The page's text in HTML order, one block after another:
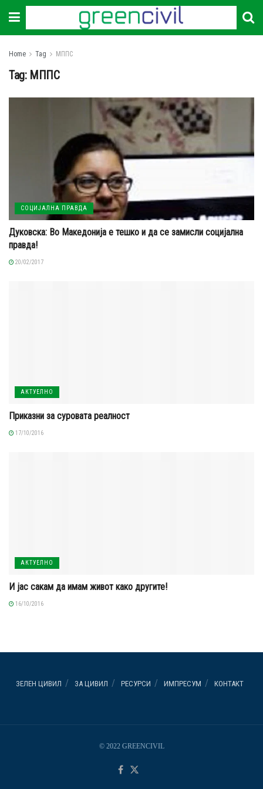
Home Tag МППС
Tag: МППС
СОЦИЈАЛНА ПРАВДА
Дуковска: Во Македонија е тешко и да се замисли социјална
правда!
20/02/2017
АКТУЕЛНО
Приказни за суровата реалност
17/10/2016
АКТУЕЛНО
И јас сакам да имам живот како другите!
16/10/2016
ЗЕЛЕН ЦИВИЛ ЗА ЦИВИЛ РЕСУРСИ ИМПРЕСУМ КОНТАКТ
© 2022 GREENCIVIL